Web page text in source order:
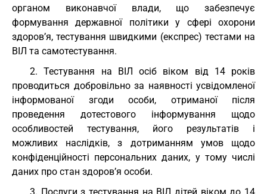
органом виконавчої влади, що забезпечує
формування державної політики у сфері охорони
здоров’я, тестування швидкими (експрес) тестами на
ВІЛ та самотестування.
2. Тестування на ВІЛ осіб віком від 14 років
проводиться добровільно за наявності усвідомленої
інформованої згоди особи, отриманої після
проведення дотестового інформування щодо
особливостей тестування, його результатів і
можливих наслідків, з дотриманням умов щодо
конфіденційності персональних даних, у тому числі
даних про стан здоров’я особи.